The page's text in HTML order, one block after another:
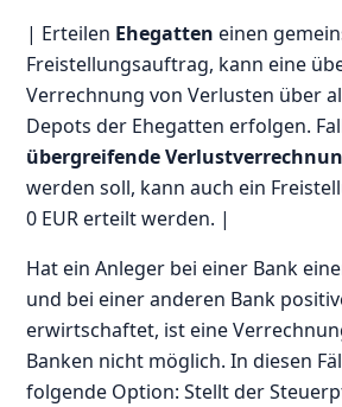
| Erteilen Ehegatten einen
Freistellungsauftrag, kann eine
Verrechnung von Verlusten über
Depots der Ehegatten erfolgen.
übergreifende
werden soll, kann auch ein
0 EUR erteilt werden. |
Hat ein Anleger bei einer Bank
und bei einer anderen Bank
erwirtschaftet, ist eine
Banken nicht möglich. In diesen
folgende Option: Stellt der